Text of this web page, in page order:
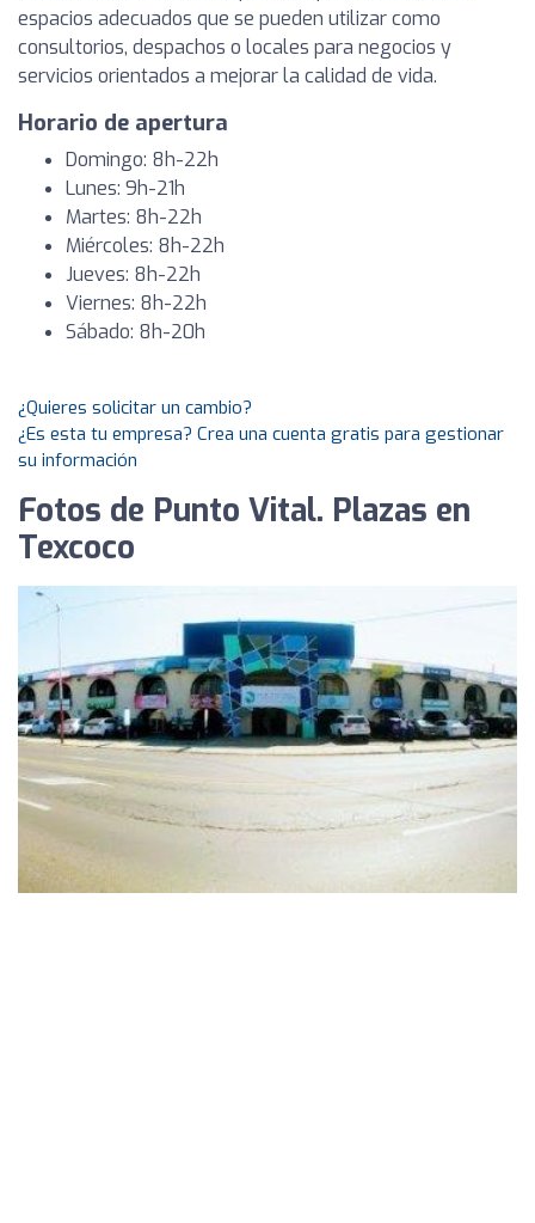
espacios adecuados que se pueden utilizar como
consultorios, despachos o locales para negocios y
servicios orientados a mejorar la calidad de vida.
Horario de apertura
Domingo: 8h-22h
Lunes: 9h-21h
Martes: 8h-22h
Miércoles: 8h-22h
Jueves: 8h-22h
Viernes: 8h-22h
Sábado: 8h-20h
¿Quieres solicitar un cambio?
¿Es esta tu empresa? Crea una cuenta gratis para gestionar
su información
Fotos de Punto Vital. Plazas en
Texcoco